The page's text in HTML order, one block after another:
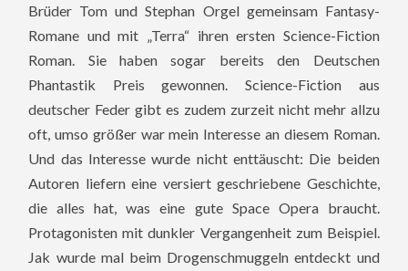
Brüder Tom und Stephan Orgel gemeinsam Fantasy-
Romane und mit „Terra“ ihren ersten Science-Fiction
Roman. Sie haben sogar bereits den Deutschen
Phantastik Preis gewonnen. Science-Fiction aus
deutscher Feder gibt es zudem zurzeit nicht mehr allzu
oft, umso größer war mein Interesse an diesem Roman.
Und das Interesse wurde nicht enttäuscht: Die beiden
Autoren liefern eine versiert geschriebene Geschichte,
die alles hat, was eine gute Space Opera braucht.
Protagonisten mit dunkler Vergangenheit zum Beispiel.
Jak wurde mal beim Drogenschmuggeln entdeckt und